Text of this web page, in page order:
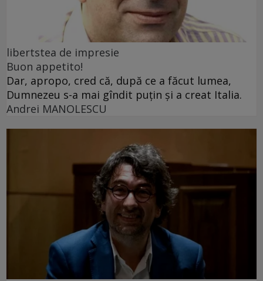
libertstea de impresie
Buon appetito!
Dar, apropo, cred că, după ce a făcut lumea,
Dumnezeu s-a mai gîndit puțin și a creat Italia.
Andrei MANOLESCU